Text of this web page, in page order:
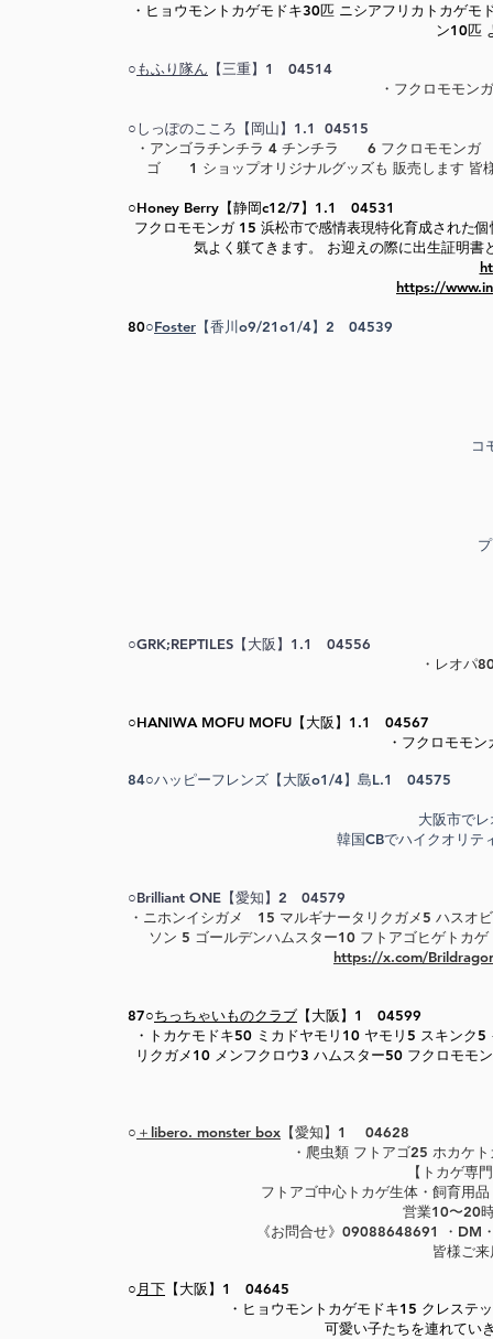
・ヒョウモントカゲモドキ30匹 ニシアフリカトカゲ
ン10匹
○もふり隊ん 【三重】1 04514
・フクロモモ
○しっぽのこころ【岡山】1.1 04515
・アンゴラチンチラ 4 チンチラ 6 フクロモモン
ゴ 1 ショップオリジナルグッズも 販売します 皆
○Honey Berry【静岡c12/7】1.1 04531
フクロモモンガ 15 浜松市で感情表現特化育成された
気よく躾てきます。 お迎えの際に出生証明
https://
80○Foster 【香川o9/21o1/4】2 04539
コ
○GRK;REPTILES【大阪】1.1 04556
・レオパ
○HANIWA MOFU MOFU【大阪】1.1 04567
・フクロモモ
84○ハッピーフレンズ【大阪o1/4】島L.1 04575
大阪市で
韓国CBでハイクオリテ
○Brilliant ONE【愛知】2 04579
・ニホンイシガメ 15 マルギナータリクガメ5 ハスオ
ソン 5 ゴールデンハムスター10 フトアゴヒゲトカ
https://x.com/
87○ちっちゃいものクラブ 【大阪】1 04599
・トカケモドキ50 ミカドヤモリ10 ヤモリ5 スキンク
リクガメ10 メンフクロウ3 ハムスター50 フクロモモ
○ ＋libero. monster box 【愛知】1 04628
・爬虫類 フトアゴ25 ホカケ
【トカゲ専
フトアゴ中心トカゲ生体・飼育用
営業10〜20
《お問合せ》09088648691 ・DM
皆様ご
○ 月下 【大阪】1 04645
・ヒョウモントカゲモドキ15 クレステ
可愛い子たちを連れてい